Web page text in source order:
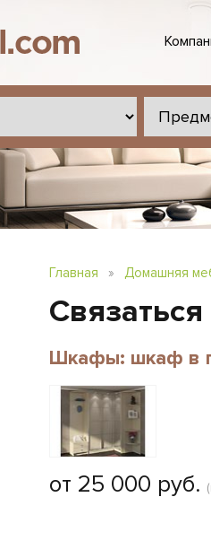
Главная » Домашняя
Шкафы: шкаф в
от 25 000 руб.